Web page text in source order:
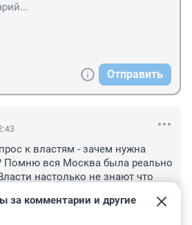
Отправить
к властям - зачем нужна
Помню вся Москва была реально
настолько не знают что
толк?
за комментарии и другие